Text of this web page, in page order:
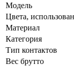
Модель
Цвета,
Материал
Категория
Тип контактов
Вес брутто